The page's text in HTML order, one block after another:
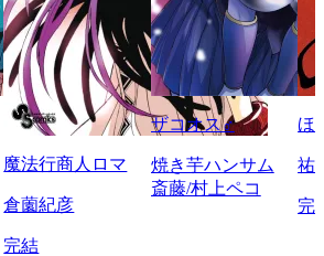
魔法行商人ロマ
倉薗紀彦
完結
ザコオス♂
焼き芋ハンサム
斎藤/村上ペコ
ほ
祐
完